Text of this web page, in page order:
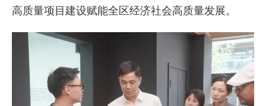
高质量项目建设赋能全区经济社会高质量发展。